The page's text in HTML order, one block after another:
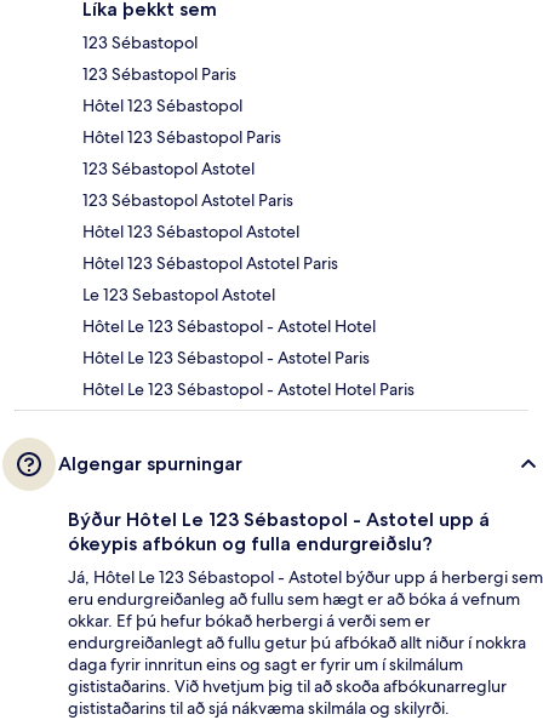
Líka þekkt sem
123 Sébastopol
123 Sébastopol Paris
Hôtel 123 Sébastopol
Hôtel 123 Sébastopol Paris
123 Sébastopol Astotel
123 Sébastopol Astotel Paris
Hôtel 123 Sébastopol Astotel
Hôtel 123 Sébastopol Astotel Paris
Le 123 Sebastopol Astotel
Hôtel Le 123 Sébastopol - Astotel Hotel
Hôtel Le 123 Sébastopol - Astotel Paris
Hôtel Le 123 Sébastopol - Astotel Hotel Paris
Algengar spurningar
Býður Hôtel Le 123 Sébastopol - Astotel upp á
ókeypis afbókun og fulla endurgreiðslu?
Já, Hôtel Le 123 Sébastopol - Astotel býður upp á herbergi sem
eru endurgreiðanleg að fullu sem hægt er að bóka á vefnum
okkar. Ef þú hefur bókað herbergi á verði sem er
endurgreiðanlegt að fullu getur þú afbókað allt niður í nokkra
daga fyrir innritun eins og sagt er fyrir um í skilmálum
gististaðarins. Við hvetjum þig til að skoða afbókunarreglur
gististaðarins til að sjá nákvæma skilmála og skilyrði.